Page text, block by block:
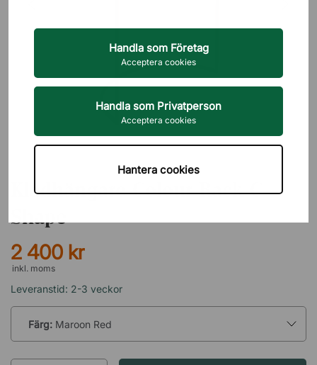
Handla som Företag
Acceptera cookies
Handla som Privatperson
Acceptera cookies
Hantera cookies
Klädhängare Colour Rack C-
Shape
2 400 kr
inkl. moms
Leveranstid: 2-3 veckor
Färg: Maroon Red